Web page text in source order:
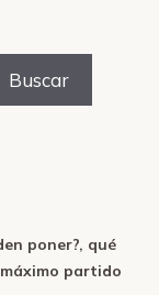
Buscar
poner?, qué
partido